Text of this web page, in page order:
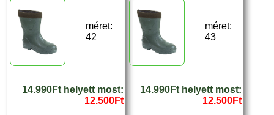
méret:
42
14.990Ft helyett most:
12.500Ft
méret:
43
14.990Ft helyett most:
12.500Ft